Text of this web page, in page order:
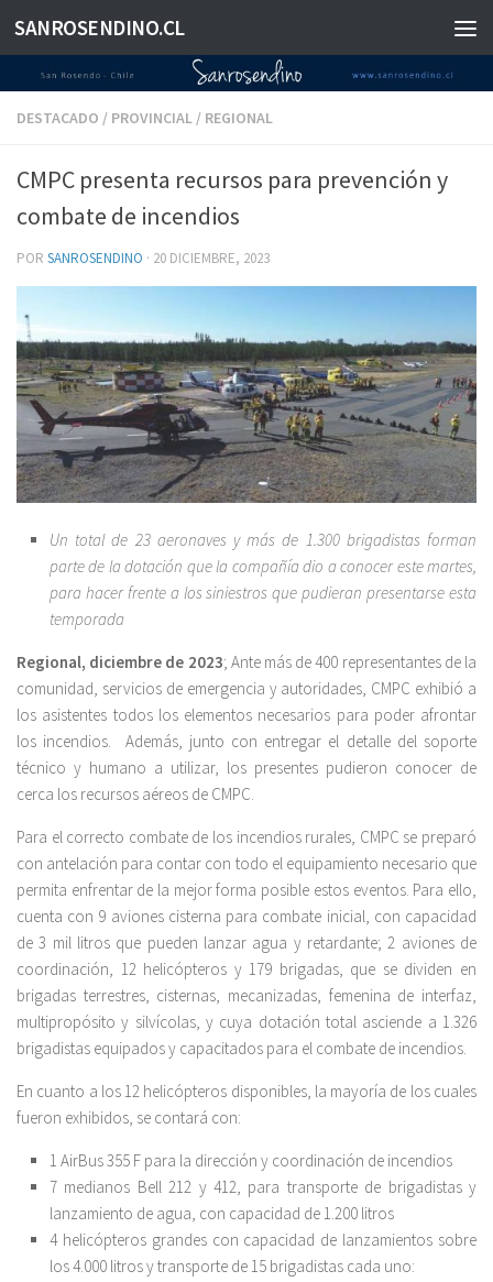
Saltar al contenido
SANROSENDINO.CL
DESTACADO / PROVINCIAL / REGIONAL
CMPC presenta recursos para prevención y
combate de incendios
POR SANROSENDINO · 20 DICIEMBRE, 2023
Un total de 23 aeronaves y más de 1.300 brigadistas forman
parte de la dotación que la compañía dio a conocer este martes,
para hacer frente a los siniestros que pudieran presentarse esta
temporada
Regional, diciembre de 2023; Ante más de 400 representantes de la
comunidad, servicios de emergencia y autoridades, CMPC exhibió a
los asistentes todos los elementos necesarios para poder afrontar
los incendios. Además, junto con entregar el detalle del soporte
técnico y humano a utilizar, los presentes pudieron conocer de
cerca los recursos aéreos de CMPC.
Para el correcto combate de los incendios rurales, CMPC se preparó
con antelación para contar con todo el equipamiento necesario que
permita enfrentar de la mejor forma posible estos eventos. Para ello,
cuenta con 9 aviones cisterna para combate inicial, con capacidad
de 3 mil litros que pueden lanzar agua y retardante; 2 aviones de
coordinación, 12 helicópteros y 179 brigadas, que se dividen en
brigadas terrestres, cisternas, mecanizadas, femenina de interfaz,
multipropósito y silvícolas, y cuya dotación total asciende a 1.326
brigadistas equipados y capacitados para el combate de incendios.
En cuanto a los 12 helicópteros disponibles, la mayoría de los cuales
fueron exhibidos, se contará con:
1 AirBus 355 F para la dirección y coordinación de incendios
7 medianos Bell 212 y 412, para transporte de brigadistas y
lanzamiento de agua, con capacidad de 1.200 litros
4 helicópteros grandes con capacidad de lanzamientos sobre
los 4.000 litros y transporte de 15 brigadistas cada uno: